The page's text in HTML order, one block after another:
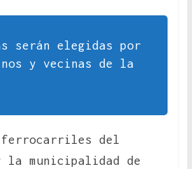
serán elegidas por
y vecinas de la
ferrocarriles del
la municipalidad de